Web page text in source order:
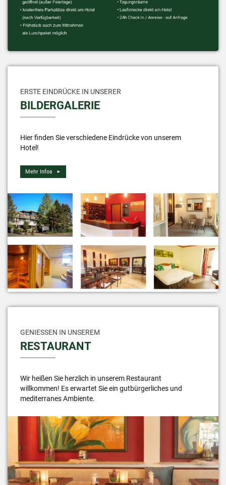
ERSTE EINDRÜCKE IN UNSERER
BILDERGALERIE
Hier finden Sie verschiedene Eindrücke von unserem
Hotel!
Mehr Infos
GENIESSEN IN UNSEREM
RESTAURANT
Wir heißen Sie herzlich in unserem Restaurant
willkommen! Es erwartet Sie ein gutbürgerliches und
mediterranes Ambiente.